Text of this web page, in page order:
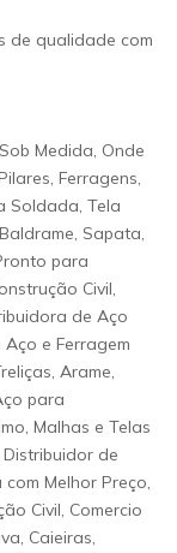
de qualidade com
Medida, Onde
Ferragens,
Soldada, Tela
Sapata,
para
Civil,
de Aço
e Ferragem
Arame,
para
Malhas e Telas
de
Melhor Preço,
Civil, Comercio
Caieiras,